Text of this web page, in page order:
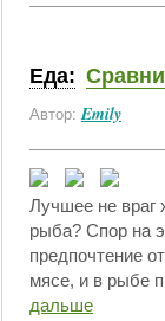
Еда:
Автор: Emily
Лучшее не враг
рыба? Спор на
предпочтение
мясе, и в рыбе
дальше